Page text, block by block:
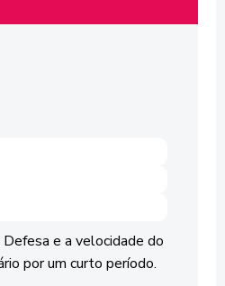
e a velocidade do
por um curto período.